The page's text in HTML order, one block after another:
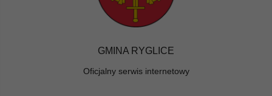
GMINA RYGLICE
Oficjalny serwis internetowy